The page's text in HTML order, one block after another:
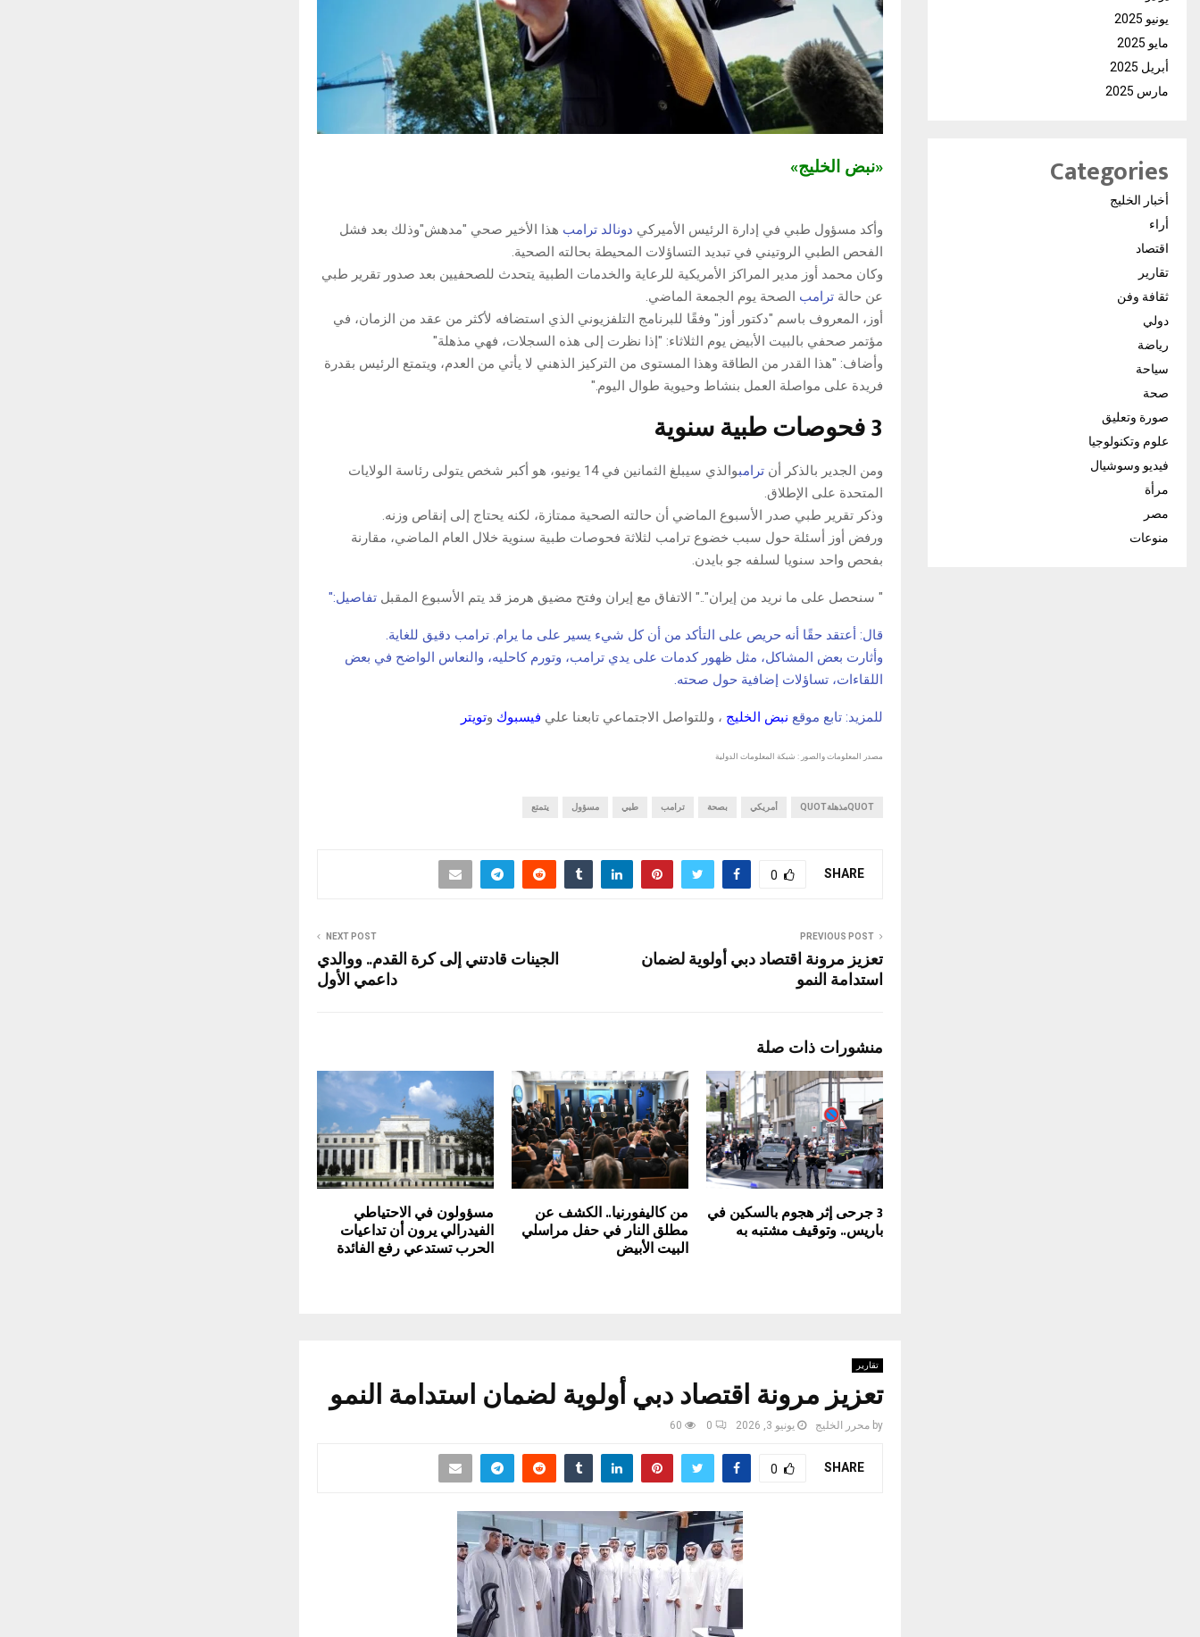
«نبض الخليج»
وأكد مسؤول طبي في إدارة الرئيس الأميركي دونالد ترامب هذا الأخير صحي "مدهش"وذلك بعد فشل
الفحص الطبي الروتيني في تبديد التساؤلات المحيطة بحالته الصحية.
وكان محمد أوز مدير المراكز الأمريكية للرعاية والخدمات الطبية يتحدث للصحفيين بعد صدور تقرير طبي
عن حالة ترامب الصحة يوم الجمعة الماضي.
أوز، المعروف باسم "دكتور أوز" وفقًا للبرنامج التلفزيوني الذي استضافه لأكثر من عقد من الزمان، في
مؤتمر صحفي بالبيت الأبيض يوم الثلاثاء: "إذا نظرت إلى هذه السجلات، فهي مذهلة"
وأضاف: "هذا القدر من الطاقة وهذا المستوى من التركيز الذهني لا يأتي من العدم، ويتمتع الرئيس بقدرة
فريدة على مواصلة العمل بنشاط وحيوية طوال اليوم."
3 فحوصات طبية سنوية
ومن الجدير بالذكر أن ترامب
والذي سيبلغ الثمانين في 14 يونيو، هو أكبر شخص يتولى رئاسة الولايات
المتحدة على الإطلاق.
وذكر تقرير طبي صدر الأسبوع الماضي أن حالته الصحية ممتازة، لكنه يحتاج إلى إنقاص وزنه.
ورفض أوز أسئلة حول سبب خضوع ترامب لثلاثة فحوصات طبية سنوية خلال العام الماضي، مقارنة
بفحص واحد سنويا لسلفه جو بايدن.
" سنحصل على ما نريد من إيران".." الاتفاق مع إيران وفتح مضيق هرمز قد يتم الأسبوع المقبل تفاصيل:"
قال: أعتقد حقًا أنه حريص على التأكد من أن كل شيء يسير على ما يرام. ترامب دقيق للغاية.
وأثارت بعض المشاكل، مثل ظهور كدمات على يدي ترامب، وتورم كاحليه، والنعاس الواضح في بعض
اللقاءات، تساؤلات إضافية حول صحته.
للمزيد: تابع موقع نبض الخليج ، وللتواصل الاجتماعي تابعنا علي فيسبوك وتويتر
مصدر المعلومات والصور : شبكة المعلومات الدولية
QUOTمذهلةQUOT أمريكي بصحة ترامب طبي مسؤول يتمتع
SHARE
0
PREVIOUS POST
تعزيز مرونة اقتصاد دبي أولوية لضمان
استدامة النمو
NEXT POST
الجينات قادتني إلى كرة القدم.. ووالدي
داعمي الأول
منشورات ذات صلة
3 جرحى إثر هجوم بالسكين في
باريس.. وتوقيف مشتبه به
من كاليفورنيا.. الكشف عن
مطلق النار في حفل مراسلي
البيت الأبيض
مسؤولون في الاحتياطي
الفيدرالي يرون أن تداعيات
الحرب تستدعي رفع الفائدة
تقارير
تعزيز مرونة اقتصاد دبي أولوية لضمان استدامة النمو
by محرر الخليج يونيو 3, 2026 0
60
SHARE
0
يونيو 2025
مايو 2025
أبريل 2025
مارس 2025
Categories
أخبار الخليج
أراء
اقتصاد
تقارير
ثقافة وفن
دولي
رياضة
سياحة
صحة
صورة وتعليق
علوم وتكنولوجيا
فيديو وسوشيال
مرأة
مصر
منوعات